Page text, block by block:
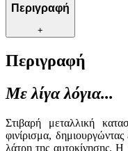
Περιγραφή
+
Περιγραφή
Με λίγα λόγια...
Στιβαρή μεταλλική
φινίρισμα,
λάτρη της αυτοκίνησης. Η